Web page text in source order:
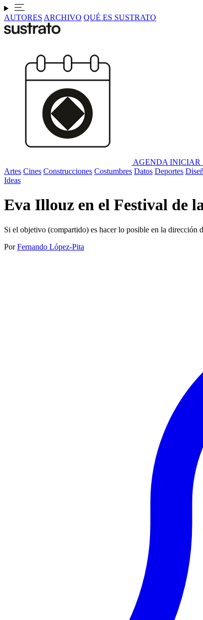
AUTORES ARCHIVO QUÉ ES SUSTRATO
AGENDA INICIAR
Artes Cines Construcciones Costumbres Datos Deportes
Ideas
Eva Illouz en el Festival de
Si el objetivo (compartido) es hacer lo posible en la dirección
Por Fernando López-Pita